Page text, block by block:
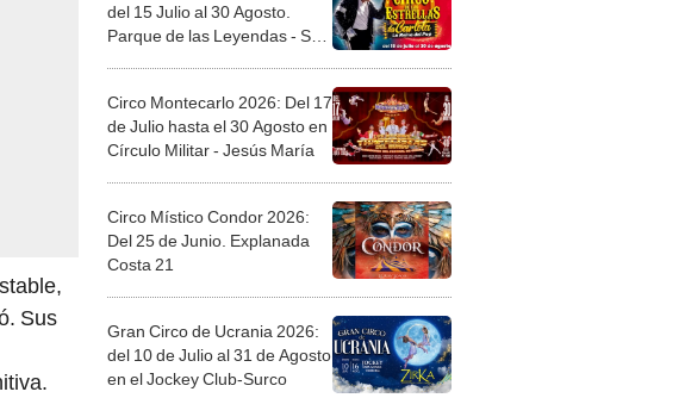
Sus
del 15 Julio al 30 Agosto.
Parque de las Leyendas - San
Circo Montecarlo 2026: Del 17
de Julio hasta el 30 Agosto en
Círculo Militar - Jesús María
Circo Místico Condor 2026:
Del 25 de Junio. Explanada
Costa 21
Gran Circo de Ucrania 2026:
del 10 de Julio al 31 de Agosto
en el Jockey Club-Surco